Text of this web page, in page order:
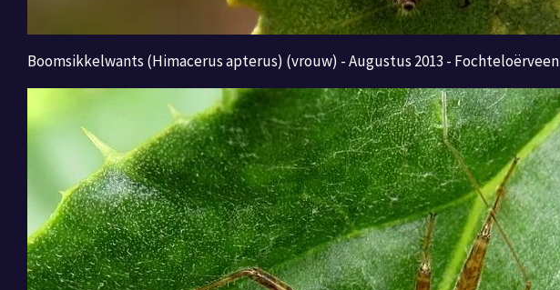
Boomsikkelwants (Himacerus apterus) (vrouw) - Augustus 2013 - Fochteloërveen